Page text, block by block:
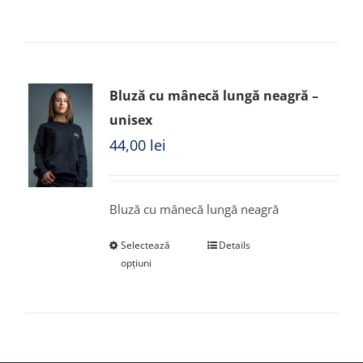
Bluză cu mânecă lungă neagră –
unisex
44,00 lei
Bluză cu mânecă lungă neagră
Selectează
opțiuni
Details